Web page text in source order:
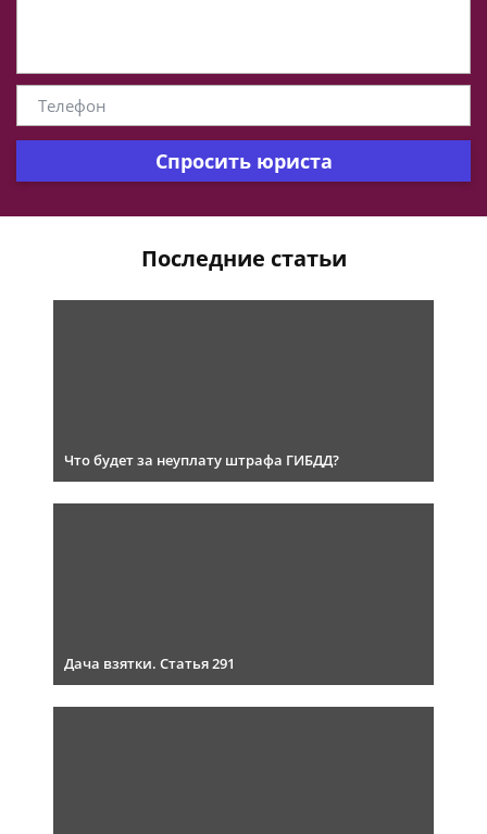
Спросить юриста
Последние статьи
Что будет за неуплату штрафа ГИБДД?
Дача взятки. Статья 291